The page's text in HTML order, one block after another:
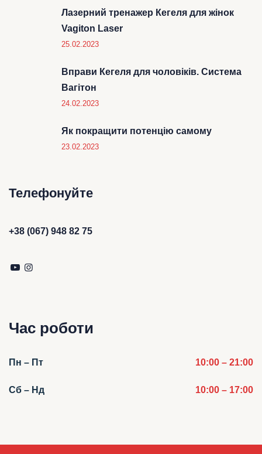
Лазерний тренажер Кегеля для жінок
Vagiton Laser
25.02.2023
Вправи Кегеля для чоловіків. Система
Вагітон
24.02.2023
Як покращити потенцію самому
23.02.2023
Телефонуйте
+38 (067) 948 82 75
Час роботи
Пн – Пт 10:00 – 21:00
Сб – Нд 10:00 – 17:00